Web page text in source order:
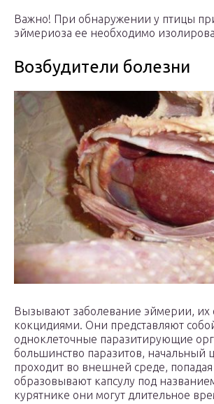
Важно! При обнаружении у птицы
эймериоза ее необходимо
Возбудители болезни
Вызывают заболевание эймерии,
кокцидиями. Они представляют
одноклеточные паразитирующие
большинство паразитов, начальный
проходит во внешней среде,
образовывают капсулу под
курятнике они могут длительное